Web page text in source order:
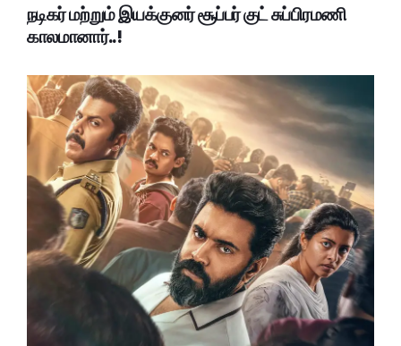
நடிகர் மற்றும் இயக்குனர் சூப்பர் குட் சுப்பிரமணி
காலமானார்..!